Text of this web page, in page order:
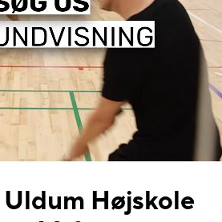
Højskole